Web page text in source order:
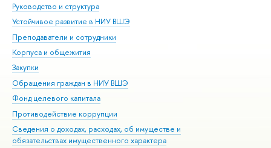
Руководство и структура
Устойчивое развитие в НИУ ВШЭ
Преподаватели и сотрудники
Корпуса и общежития
Закупки
Обращения граждан в НИУ ВШЭ
Фонд целевого капитала
Противодействие коррупции
Сведения о доходах, расходах, об имуществе и
обязательствах имущественного характера